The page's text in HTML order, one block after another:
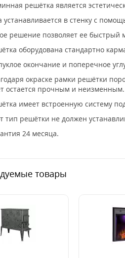
решётка является
устанавливается в стенку с
решение позволяет ее быстрый
оборудована стандартно
окончание и поперечное
окраске рамки решётки
остается прочным и неизменным.
имеет встроенную систему
тип решётки не должен
24 месяца.
товары